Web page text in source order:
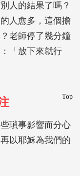
人的結果了嗎？
人愈多，這個擔
老師停了幾分鐘
「放下來就行
Top
瑣事影響而分心
以耶穌為我們的